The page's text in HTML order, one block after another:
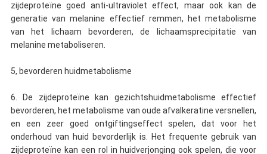
zijdeproteïne goed anti-ultraviolet effect, maar ook kan de
generatie van melanine effectief remmen, het metabolisme
van het lichaam bevorderen, de lichaamsprecipitatie van
melanine metaboliseren.
5, bevorderen huidmetabolisme
6. De zijdeproteïne kan gezichtshuidmetabolisme effectief
bevorderen, het metabolisme van oude afvalkeratine versnellen,
en een zeer goed ontgiftingseffect spelen, dat voor het
onderhoud van huid bevorderlijk is. Het frequente gebruik van
zijdeproteïne kan een rol in huidverjonging ook spelen, die voor